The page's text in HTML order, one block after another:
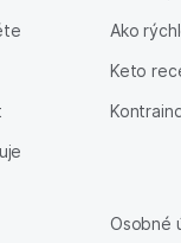
Ako
Keto
Osobné